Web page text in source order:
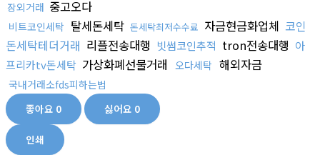
장외거래 중고오다
비트코인세탁 탈세돈세탁 돈세탁최저수수료 자금현금화업체 코인
돈세탁테더거래 리플전송대행 빗썸코인추적 tron전송대행 아
프리카tv돈세탁 가상화폐선물거래 오다세탁 해외자금
국내거래소fds피하는법
좋아요 0 싫어요 0
인쇄